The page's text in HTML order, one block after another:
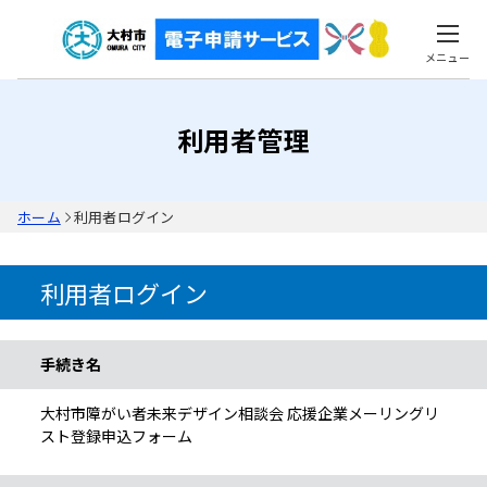
メニュー
利用者管理
ホーム 利用者ログイン
利用者ログイン
手続き名
大村市障がい者未来デザイン相談会 応援企業メーリングリ
スト登録申込フォーム